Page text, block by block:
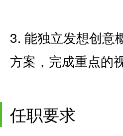
3. 能独立发想创意
方案，完成重点的
任职要求